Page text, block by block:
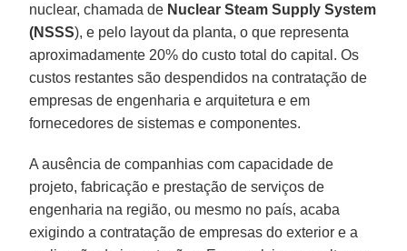
nuclear, chamada de Nuclear Steam Supply System
(NSSS), e pelo layout da planta, o que representa
aproximadamente 20% do custo total do capital. Os
custos restantes são despendidos na contratação de
empresas de engenharia e arquitetura e em
fornecedores de sistemas e componentes.
A ausência de companhias com capacidade de
projeto, fabricação e prestação de serviços de
engenharia na região, ou mesmo no país, acaba
exigindo a contratação de empresas do exterior e a